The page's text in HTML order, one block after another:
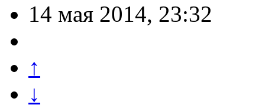
14 мая 2014, 23:32
↑
↓